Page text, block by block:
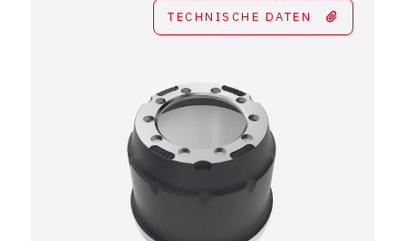
TECHNISCHE DATEN